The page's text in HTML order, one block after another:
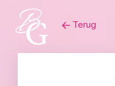
content
Terug